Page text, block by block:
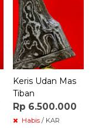
Keris Udan Mas
Tiban
Rp 6.500.000
Habis/ KAR